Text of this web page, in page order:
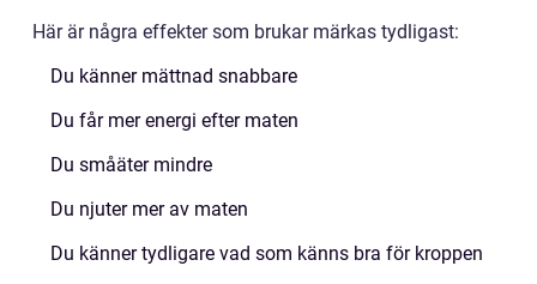
Här är några effekter som brukar märkas tydligast:
Du känner mättnad snabbare
Du får mer energi efter maten
Du småäter mindre
Du njuter mer av maten
Du känner tydligare vad som känns bra för kroppen